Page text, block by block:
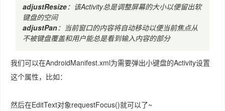
adjustResize：该Activity总是调整屏幕的大小以便留出软
键盘的空间
adjustPan：当前窗口的内容将自动移动以便当前焦点从
不被键盘覆盖和用户能总是看到输入内容的部分
我们可以在AndroidManifest.xml为需要弹出小键盘的Activity设置
这个属性，比如：
然后在EditText对象requestFocus()就可以了~